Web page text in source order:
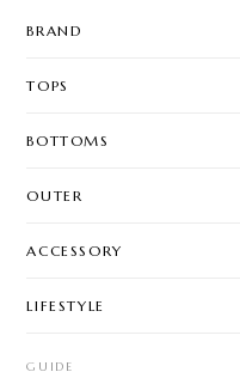
BRAND
TOPS
BOTTOMS
OUTER
ACCESSORY
LIFESTYLE
GUIDE